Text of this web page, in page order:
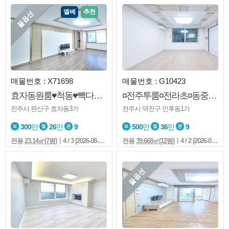
풀옵션 엘베 추천
매물번호 : X71698
효자동원룸♥척동♥빽다방♥엘베♥풀옵션♥생활권굿♥즉시입주♥
전주시 완산구 효자동3가
300만 26만 9
전용23.14㎡(7평)ㅣ4 / 3 (2026-08-07 23:59:1)
매물번호 : G10423
¤전주투룸¤전라초¤동중학교¤엘베¤모래내시장
전주시 덕진구 인후동1가
500만 36만 9
전용39.668㎡(12평)ㅣ4 / 2 (2026-08-07 19:19:1)
풀옵션